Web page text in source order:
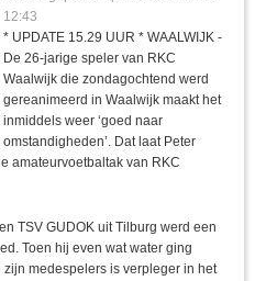
12:43
* UPDATE 15.29 UUR * WAALWIJK -
De 26-jarige speler van RKC
Waalwijk die zondagochtend werd
gereanimeerd in Waalwijk maakt het
inmiddels weer ‘goed naar
omstandigheden’. Dat laat Peter
amateurvoetbaltak van RKC
TSV GUDOK uit Tilburg werd een
Toen hij even wat water ging
medespelers is verpleger in het